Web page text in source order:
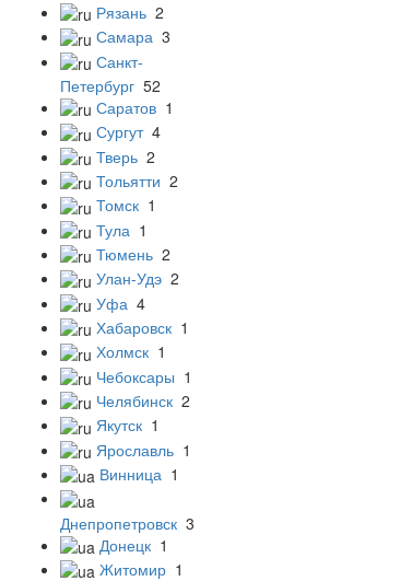
Рязань 2
Самара 3
Санкт-
Петербург 52
Саратов 1
Сургут 4
Тверь 2
Тольятти 2
Томск 1
Тула 1
Тюмень 2
Улан-Удэ 2
Уфа 4
Хабаровск 1
Холмск 1
Чебоксары 1
Челябинск 2
Якутск 1
Ярославль 1
Винница 1
Днепропетровск 3
Донецк 1
Житомир 1